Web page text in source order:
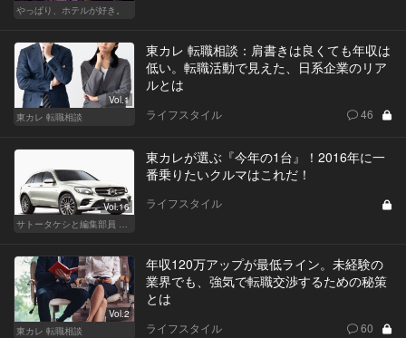
やっぱり、ホテルが好き。
Vol.1
東カレ 転職相談
東カレ 転職相談：肩書きは良くても年収は
低い。転職活動で見えた、日系企業のリア
ルとは
ライフスタイル 46
Vol.16
サトータケシと編集部員 船山の"CAR GENTSへの道"
東カレが選ぶ『今年の1台』！2016年に一
番乗りたいクルマはこれだ！
ライフスタイル
Vol.2
東カレ 転職相談
年収120万アップが最低ライン。未経験の
業界でも、強気で転職交渉するための秘策
とは
ライフスタイル 60